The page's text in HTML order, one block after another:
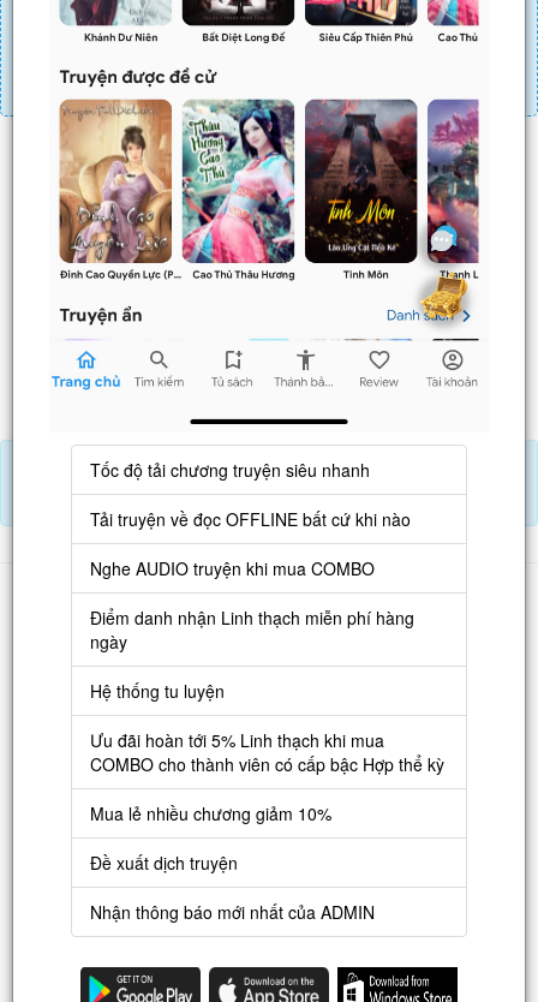
Mua 4 chương chỉ có tác dụng tiết kiệm thời gian.
Mua 4 chương thì 3 chương sau sẽ không phải ấn mua.
Ví dụ bạn đang ở chương 100 và mua 4 chương thì
101,102,103sẽ không phải ấn mua.
Trước Sau
Tải APP đọc truyện OFFLINE và nghe AUDIO khi mua combo.
Điểm danh hàng ngày nhận Lịch Thạch
Danh sách
Truyện mới
Truyện Hot
Truyện Full
Truyện Dịch Miễn Phí
Thao tác
Nạp LT
Danh sách combo
Nguời dùng
Tốc độ tải chương truyện siêu nhanh
Tải truyện về đọc OFFLINE bất cứ khi nào
Nghe AUDIO truyện khi mua COMBO
Điểm danh nhận Linh thạch miễn phí hàng
ngày
Hệ thống tu luyện
Ưu đãi hoàn tới 5% Linh thạch khi mua
COMBO cho thành viên có cấp bậc Hợp thể kỳ
Mua lẻ nhiều chương giảm 10%
Đề xuất dịch truyện
Nhận thông báo mới nhất của ADMIN